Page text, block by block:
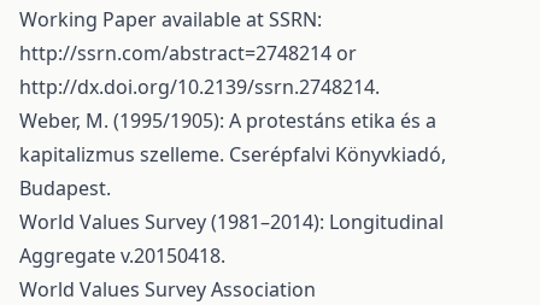
Working Paper available at SSRN:
http://ssrn.com/abstract=2748214 or
http://dx.doi.org/10.2139/ssrn.2748214.
Weber, M. (1995/1905): A protestáns etika és a
kapitalizmus szelleme. Cserépfalvi Könyvkiadó,
Budapest.
World Values Survey (1981–2014): Longitudinal
Aggregate v.20150418.
World Values Survey Association